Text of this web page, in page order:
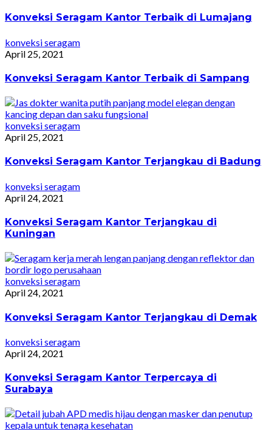
Konveksi Seragam Kantor Terbaik di Lumajang
konveksi seragam
April 25, 2021
Konveksi Seragam Kantor Terbaik di Sampang
konveksi seragam
April 25, 2021
Konveksi Seragam Kantor Terjangkau di Badung
konveksi seragam
April 24, 2021
Konveksi Seragam Kantor Terjangkau di
Kuningan
konveksi seragam
April 24, 2021
Konveksi Seragam Kantor Terjangkau di Demak
konveksi seragam
April 24, 2021
Konveksi Seragam Kantor Terpercaya di
Surabaya